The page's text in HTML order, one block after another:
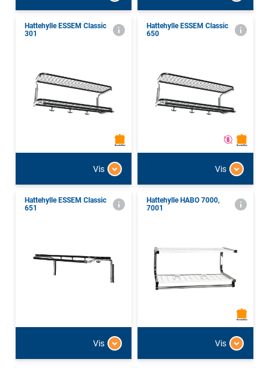
Hattehylle ESSEM Classic
301
Vis
Hattehylle ESSEM Classic
650
Vis
Hattehylle ESSEM Classic
651
Vis
Hattehylle HABO 7000,
7001
Vis